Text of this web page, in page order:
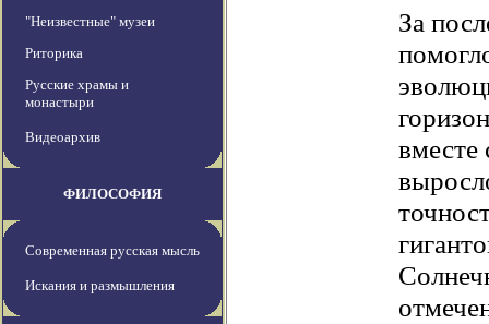
"Неизвестные" музеи
Риторика
Русские храмы и
монастыри
Видеоархив
ФИЛОСОФИЯ
Современная русская мысль
Искания и размышления
За
вместе